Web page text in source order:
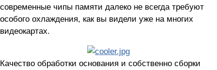
современные чипы памяти далеко не всегда требуют
особого охлаждения, как вы видели уже на многих
видеокартах.
Качество обработки основания и собственно сборки